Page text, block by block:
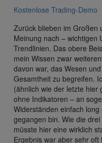
Kostenlose Trading-Demo
Zurück blieben im Großen
Meinung nach – wichtigen
Trendlinien. Das obere
mein Wissen zwar
davon war, das Wesen
Gesamtheit zu begreifen.
(ähnlich wie der letzte hier
ohne Indikatoren – an
Widerständen einfach
gegangen bin. Wie die
müsste hier eine wirklich
Ergebnis war aber sehr oft